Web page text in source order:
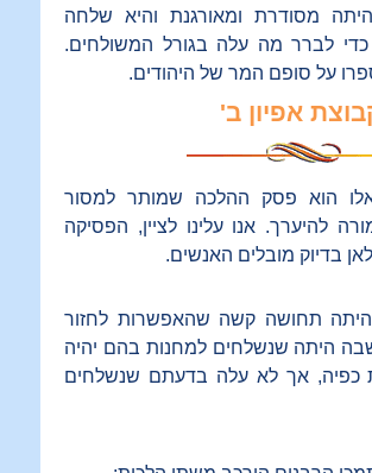
מסודרת ומאורגנת והיא שלחה
כדי לברר מה עלה בגורל המשולחים.
על סופם המר של היהודים.
אפיון ב'
הוא פסק ההלכה שמותר למסור
להיערך. אנו עלינו לציין, הפסיקה
בדיוק מובלים האנשים.
תחושה קשה שהאפשרות לחזור
היתה שנשלחים למחנות בהם יהיה
כפיה, אך לא עלה בדעתם שנשלחים